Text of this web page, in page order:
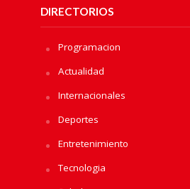
DIRECTORIOS
Programacion
Actualidad
Internacionales
Deportes
Entretenimiento
Tecnologia